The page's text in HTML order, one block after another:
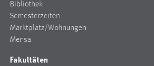
Bibliothek
Semesterzeiten
Marktplatz/Wohnungen
Mensa
Fakultäten